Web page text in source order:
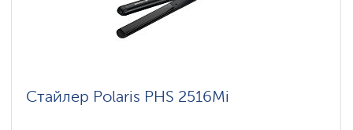
Стайлер Polaris PHS 2516Mi